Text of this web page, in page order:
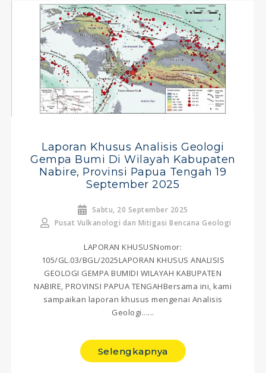
Laporan Khusus Analisis Geologi
Gempa Bumi Di Wilayah Kabupaten
Nabire, Provinsi Papua Tengah 19
September 2025
Sabtu, 20 September 2025
Pusat Vulkanologi dan Mitigasi Bencana Geologi
LAPORAN KHUSUSNomor:
105/GL.03/BGL/2025LAPORAN KHUSUS ANALISIS
GEOLOGI GEMPA BUMIDI WILAYAH KABUPATEN
NABIRE, PROVINSI PAPUA TENGAHBersama ini, kami
sampaikan laporan khusus mengenai Analisis
Geologi......
Selengkapnya